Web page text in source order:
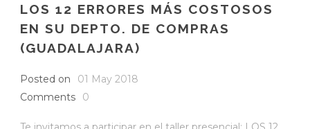
LOS 12 ERRORES MÁS COSTOSOS
EN SU DEPTO. DE COMPRAS
(GUADALAJARA)
Posted on
01 May 2018
Comments
0